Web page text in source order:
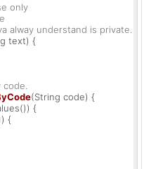
only
alway understand is private.
text) {
(String code) {
{
{